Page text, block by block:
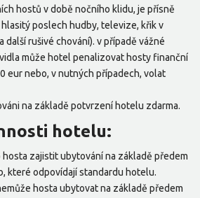
hostů v době nočního klidu, je přísně
poslech hudby, televize, křik v
další rušivé chování). v případě vážné
může hotel penalizovat hosty finanční
eur nebo, v nutných případech, volat
na základě potvrzení hotelu zdarma.
hotelu:
zajistit ubytování na základě předem
které odpovídají standardu hotelu.
hosta ubytovat na základě předem